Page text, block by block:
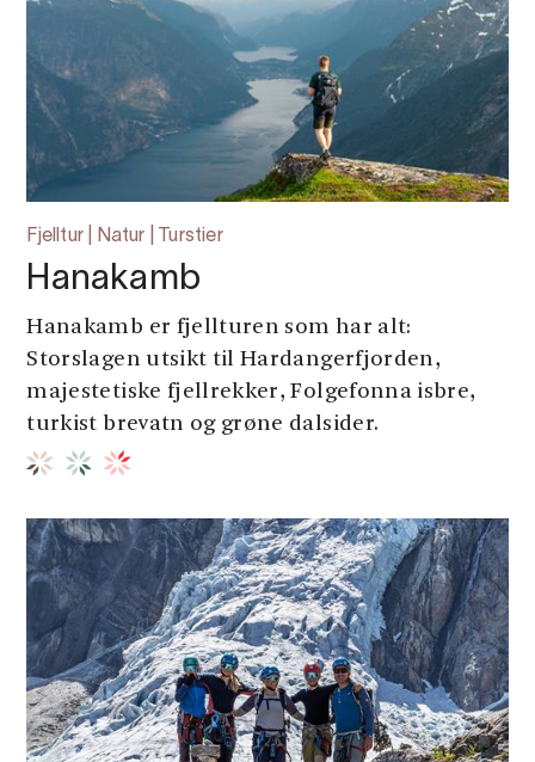
Fjelltur | Natur | Turstier
Hanakamb
Hanakamb er fjellturen som har alt:
Storslagen utsikt til Hardangerfjorden,
majestetiske fjellrekker, Folgefonna isbre,
turkist brevatn og grøne dalsider.